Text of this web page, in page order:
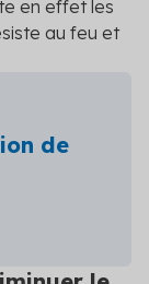
en effet les
au feu et
de